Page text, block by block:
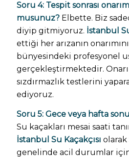
Soru 4: Tespit sonrası
musunuz?Elbette. Biz
diyip gitmiyoruz. İstanbul
ettiği her arızanın
bünyesindeki profesyonel
gerçekleştirmektedir.
sızdırmazlık testlerini
ediyoruz.
Soru 5: Gece veya hafta
Su kaçakları mesai saati
İstanbul Su Kaçakçısı
genelinde acil durumlar